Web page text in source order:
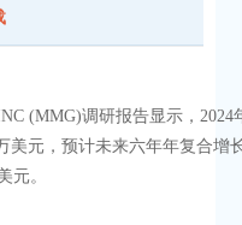
(MMG)调研报告显示，2024
美元，预计未来六年年复合增
元。